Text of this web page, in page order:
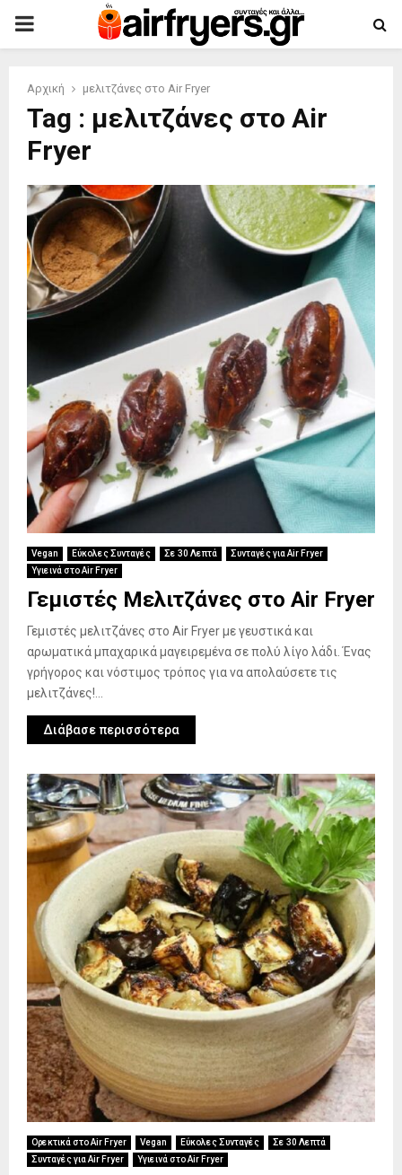
PRIMARY
Αρχική μελιτζάνες στο Air Fryer
Tag : μελιτζάνες στο Air
Fryer
Vegan Εύκολες Συνταγές Σε 30 Λεπτά
Συνταγές για Air Fryer
Υγιεινά στο Air Fryer
Γεμιστές Μελιτζάνες στο Air Fryer
Γεμιστές μελιτζάνες στο Air Fryer με γευστικά και
αρωματικά μπαχαρικά μαγειρεμένα σε πολύ λίγο λάδι. Ένας
γρήγορος και νόστιμος τρόπος για να απολαύσετε τις
μελιτζάνες!...
Διάβασε περισσότερα
Ορεκτικά στο Air Fryer Vegan Εύκολες Συνταγές
Σε 30 Λεπτά
Συνταγές για Air Fryer
Υγιεινά στο Air Fryer